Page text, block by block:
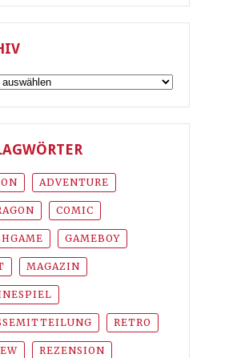
ADVENTURE
COMIC
GAMEBOY
MAGAZIN
RETRO
REZENSION